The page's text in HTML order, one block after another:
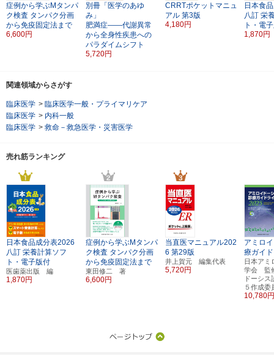
症例から学ぶMタンパ
ク検査 タンパク分画
から免疫固定法まで
6,600円
別冊「医学のあゆ
み」
肥満症――代謝異常
から全身性疾患への
パラダイムシフト
5,720円
CRRTポケットマニュ
アル 第3版
4,180円
日本食
八訂 栄
ト・電
1,870円
関連領域からさがす
臨床医学 > 臨床医学一般・プライマリケア
臨床医学 > 内科一般
臨床医学 > 救命－救急医学・災害医学
売れ筋ランキング
日本食品成分表2026
八訂 栄養計算ソフ
ト・電子版付
医歯薬出版 編
1,870円
症例から学ぶMタンパ
ク検査 タンパク分画
から免疫固定法まで
東田修二 著
6,600円
当直医マニュアル202
6 第29版
井上賀元 編集代表
5,720円
アミロ
療ガイ
日本アミ
学会 監
ドーシ
５作成
10,780